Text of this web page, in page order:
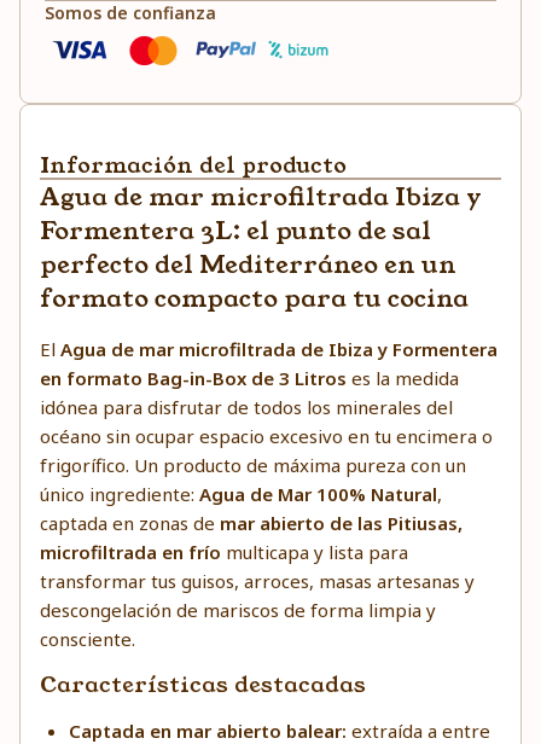
Somos de confianza
Información del producto
Agua de mar microfiltrada Ibiza y
Formentera 3L: el punto de sal
perfecto del Mediterráneo en un
formato compacto para tu cocina
El Agua de mar microfiltrada de Ibiza y Formentera
en formato Bag-in-Box de 3 Litros es la medida
idónea para disfrutar de todos los minerales del
océano sin ocupar espacio excesivo en tu encimera o
frigorífico. Un producto de máxima pureza con un
único ingrediente: Agua de Mar 100% Natural,
captada en zonas de mar abierto de las Pitiusas,
microfiltrada en frío multicapa y lista para
transformar tus guisos, arroces, masas artesanas y
descongelación de mariscos de forma limpia y
consciente.
Características destacadas
Captada en mar abierto balear: extraída a entre